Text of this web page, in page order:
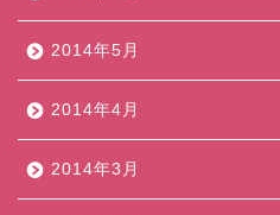
2014年5月
2014年4月
2014年3月